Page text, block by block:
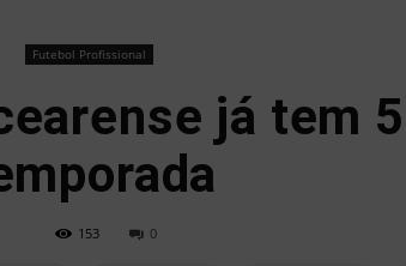
Futebol Profissional
já tem
153 0